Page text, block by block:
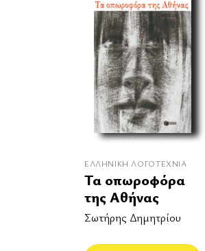
ΕΛΛΗΝΙΚΉ ΛΟΓΟΤΕΧΝΊΑ
Τα οπωροφόρα
της Αθήνας
Σωτήρης Δημητρίου